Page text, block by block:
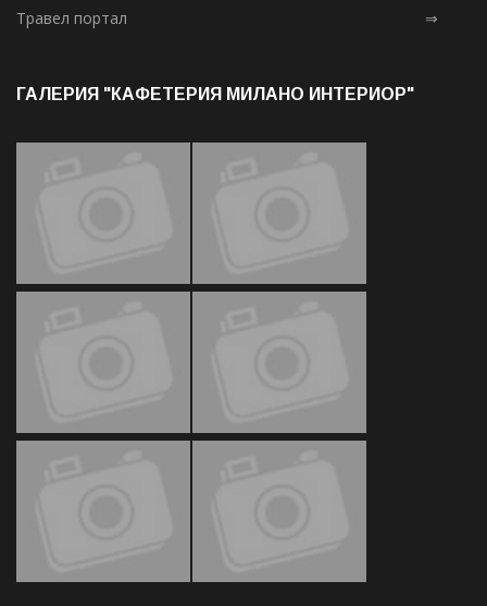
Травел портал ⇒
ГАЛЕРИЯ "КАФЕТЕРИЯ МИЛАНО ИНТЕРИОР"